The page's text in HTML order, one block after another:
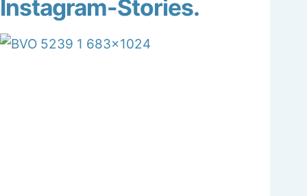
Instagram-Stories.